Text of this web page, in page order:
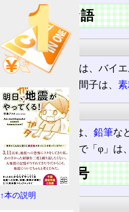
文字を含む語
科学
天文学でφ星は、バイ
物理学でφ中間子は、
その他
AAで「φ」は、 鉛筆な
2ちゃんねる
で「φ」は
φに似た記号
記号
↑本の説明